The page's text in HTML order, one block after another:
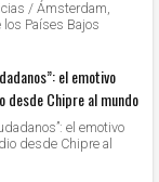
/ Ámsterdam,
Países Bajos
el emotivo
desde Chipre al mundo
el emotivo
desde Chipre al